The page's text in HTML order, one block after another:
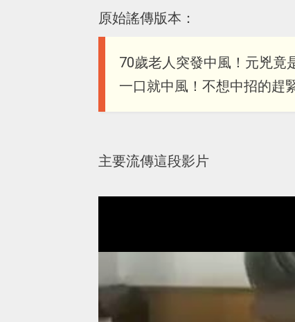
原始謠傳版本：
70歲老人突發中風！元兇竟
一口就中風！不想中招的趕
主要流傳這段影片